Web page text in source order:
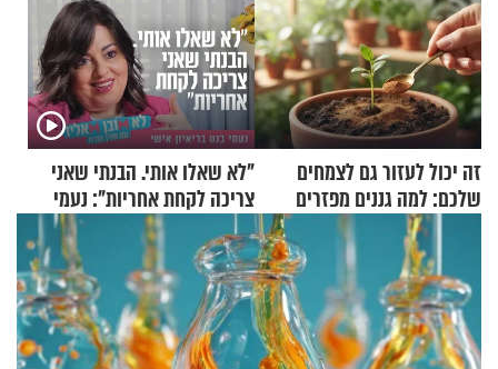
זה יכול לעזור גם לצמחים
שלכם: למה גננים מפזרים
קינמון בעציצים?
"לא שאלו אותי. הבנתי שאני
צריכה לקחת אחריות": נעמי
בנט בריאיון אישי